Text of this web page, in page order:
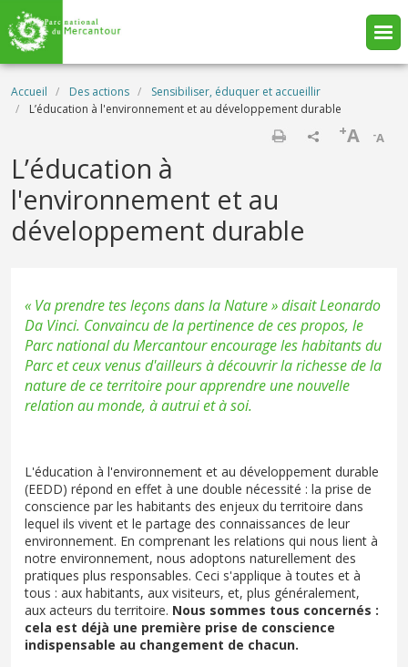
Aller au contenu principal
Fil d'Ariane
Accueil Des actions
Sensibiliser, éduquer et accueillir
L’éducation à l'environnement et au développement durable
-A
+A
L’éducation à
l'environnement et au
développement durable
« Va prendre tes leçons dans la Nature» disait Leonardo
Da Vinci. Convaincu de la pertinence de ces propos, le
Parc national du Mercantour encourage les habitants du
Parc et ceux venus d'ailleurs à découvrir la richesse de la
nature de ce territoire pour apprendre une nouvelle
relation au monde, à autrui et à soi.
L'éducation à l'environnement et au développement durable
(EEDD) répond en effet à une double nécessité : la prise de
conscience par les habitants des enjeux du territoire dans
lequel ils vivent et le partage des connaissances de leur
environnement. En comprenant les relations qui nous lient à
notre environnement, nous adoptons naturellement des
pratiques plus responsables. Ceci s'applique à toutes et à
tous : aux habitants, aux visiteurs, et, plus généralement,
aux acteurs du territoire. Nous sommes tous concernés :
cela est déjà une première prise de conscience
indispensable au changement de chacun.